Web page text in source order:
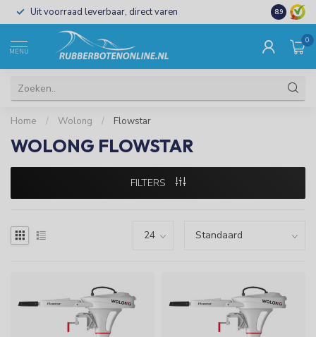
Uit voorraad leverbaar, direct varen Al 15 jaar
8.9
MENU
0
Home / Wolong / Flowstar
WOLONG FLOWSTAR
FILTERS